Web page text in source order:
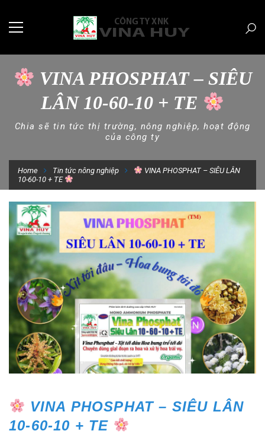
VINA PHOSPHAT – SIÊU
LÂN 10-60-10 + TE
Chia sẽ tin tức thị trường, nông nghiệp, hoạt động
của công ty
Home Tin tức nông nghiệp
VINA PHOSPHAT – SIÊU LÂN
10-60-10 + TE
VINA PHOSPHAT – SIÊU LÂN
10-60-10 + TE